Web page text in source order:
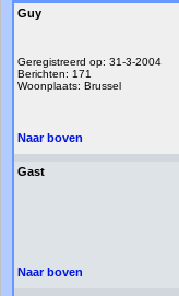
Guy
Geregistreerd op: 31-3-2004
Berichten: 171
Woonplaats: Brussel
Naar boven
Gast
Naar boven